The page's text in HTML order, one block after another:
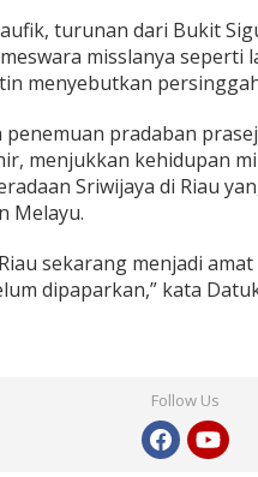
turunan dari Bukit
misslanya seperti
menyebutkan
penemuan pradaban
menjukkan kehidupan
Sriwijaya di Riau
Melayu.
sekarang menjadi
dipaparkan,” kata
Follow Us